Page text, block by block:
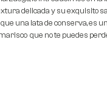
delicada y su exquisito
una lata de conserva, es
que no te puedes